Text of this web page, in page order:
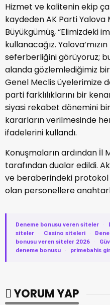
Hizmet ve kalitenin ekip
kaydeden AK Parti
Büyükgümüş, “Elimizdeki
kullanacağız.
seferberliğini görüyoruz;
alanda gözlemlediğimiz
Genel Meclis üyelerimize
parti farklılıklarını bir
siyasi rekabet dönemini
kararların verilmesinde
ifadelerini kullandı.
Konuşmaların ardından İl
tarafından dualar edildi.
ve beraberindeki protokol
olan personellere
Deneme bonusu veren siteler ·
siteler
· Casino siteleri ·
bonusu veren siteler 2026
·
deneme bonusu
· primebahis
YORUM YAP